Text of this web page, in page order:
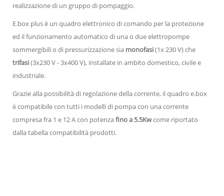
realizzazione di un gruppo di pompaggio.
E.box plus è un quadro elettronico di comando per la protezione
ed il funzionamento automatico di una o due elettropompe
sommergibili o di pressurizzazione sia monofasi(1x 230 V) che
trifasi(3x230 V - 3x400 V), installate in ambito domestico, civile e
industriale.
Grazie alla possibilità di regolazione della corrente, il quadro e.box
è compatibile con tutti i modelli di pompa con una corrente
compresa fra 1 e 12 A con potenzafino a 5.5Kwcome riportato
dalla tabella compatibilità prodotti.